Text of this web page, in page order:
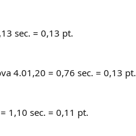
sec. = 0,13 pt.
4.01,20 = 0,76 sec. = 0,13 pt.
1,10 sec. = 0,11 pt.